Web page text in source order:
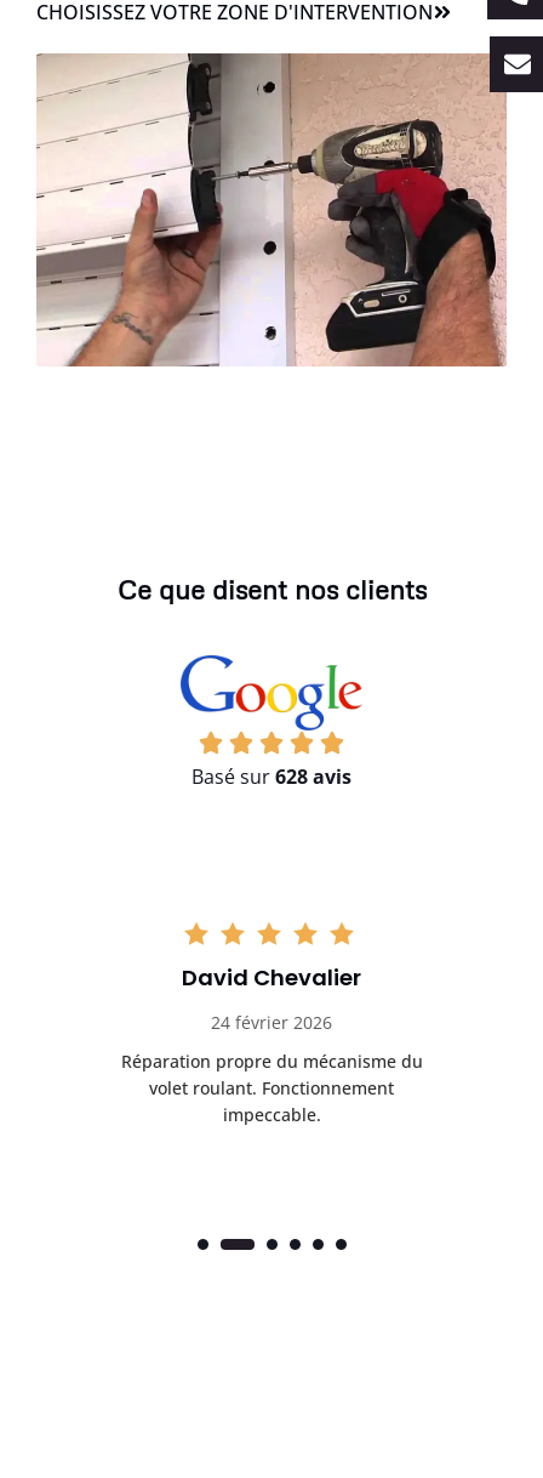
CHOISISSEZ VOTRE ZONE D'INTERVENTION
Ce que disent nos clients
Basé sur628 avis
David Chevalier
24 février 2026
Réparation propre du mécanisme du
volet roulant. Fonctionnement
impeccable.